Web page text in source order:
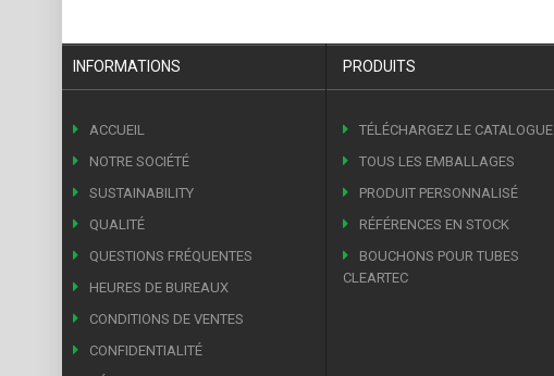
INFORMATIONS
ACCUEIL
NOTRE SOCIÉTÉ
SUSTAINABILITY
QUALITÉ
QUESTIONS FRÉQUENTES
HEURES DE BUREAUX
CONDITIONS DE VENTES
CONFIDENTIALITÉ
PRODUITS
TÉLÉCHARGEZ LE CATALOGUE
TOUS LES EMBALLAGES
PRODUIT PERSONNALISÉ
RÉFÉRENCES EN STOCK
BOUCHONS POUR TUBES
CLEARTEC